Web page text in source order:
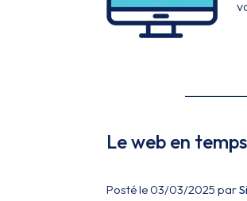
Le web en
Posté le 03/03/2025 par